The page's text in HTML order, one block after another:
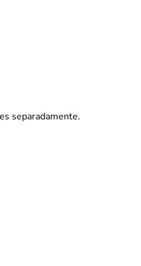
separadamente.